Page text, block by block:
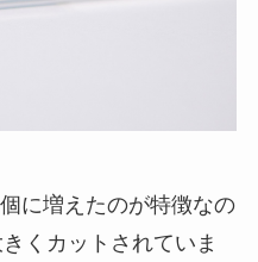
に増えたのが特徴なの
くカットされていま